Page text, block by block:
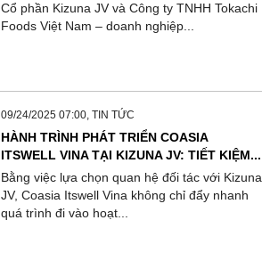
Cổ phần Kizuna JV và Công ty TNHH Tokachi
Foods Việt Nam – doanh nghiệp...
09/24/2025 07:00, TIN TỨC
HÀNH TRÌNH PHÁT TRIỂN COASIA
ITSWELL VINA TẠI KIZUNA JV: TIẾT KIỆM...
Bằng việc lựa chọn quan hệ đối tác với Kizuna
JV, Coasia Itswell Vina không chỉ đẩy nhanh
quá trình đi vào hoạt...